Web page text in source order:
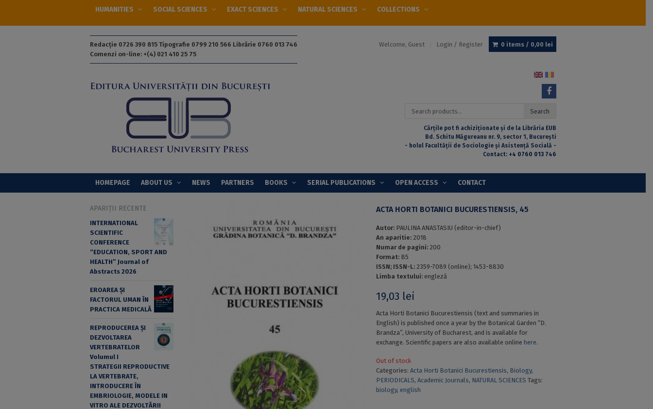
HUMANITIES SOCIAL SCIENCES EXACT SCIENCES NATURAL SCIENCES COLLECTIONS
Redacție 0726 390 815 Tipografie 0799 210 566 Librărie 0760 013 746
Comenzi on-line: +(4) 021 410 25 75
Welcome, Guest Login / Register 0 items / 0,00 lei
Search
Search
Cărțile pot fi achiziționate și de la Librăria EUB
Bd. Schitu Măgureanu nr. 9, sector 1, București
- holul Facultății de Sociologie și Asistență Socială -
Contact: +4 0760 013 746
HOMEPAGE ABOUT US NEWS PARTNERS BOOKS SERIAL PUBLICATIONS OPEN ACCESS CONTACT
ACTA HORTI BOTANICI BUCURESTIENSIS, 45
Autor: PAULINA ANASTASIU (editor-in-chief)
An aparitie: 2018
Numar de pagini: 200
Format: B5
ISSN; ISSN-L: 2359-7089 (online); 1453-8830
Limba textului: engleză
19,03 lei
Acta Horti Botanici Bucurestiensis (text and summaries in
English) is published once a year by the Botanical Garden “D.
Brandza”, University of Bucharest, and is available for
exchange. Scientific papers are also available onlinehere.
Out of stock
Categories:Acta Horti Botanici Bucurestiensis, Biology,
PERIODICALS,Academic Journals, NATURAL SCIENCES Tags:
biology, english
APARIȚII RECENTE
INTERNATIONAL
SCIENTIFIC
CONFERENCE
“EDUCATION, SPORT AND
HEALTH” Journal of
Abstracts 2026
EROAREA ȘI
FACTORUL UMAN ÎN
PRACTICA MEDICALĂ
REPRODUCEREA ȘI
DEZVOLTAREA
VERTEBRATELOR
Volumul I
STRATEGII REPRODUCTIVE
LA VERTEBRATE,
INTRODUCERE ÎN
EMBRIOLOGIE, MODELE IN
VITRO ALE DEZVOLTĂRII